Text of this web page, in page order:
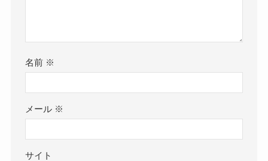
名前 ※
メール ※
サイト